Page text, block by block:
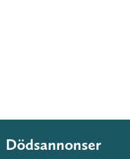
Dödsannonser